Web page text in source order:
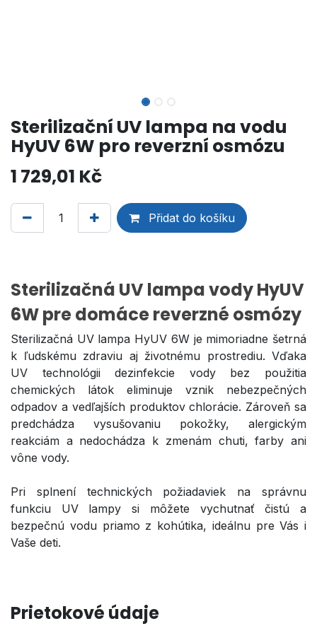
Sterilizační UV lampa na vodu
HyUV 6W pro reverzní osmózu
1 729,01 Kč
Přidat do košíku
Sterilizačná UV lampa vody HyUV
6W pre domáce reverzné osmózy
Sterilizačná UV lampa HyUV 6W je mimoriadne šetrná
k ľudskému zdraviu aj životnému prostrediu. Vďaka
UV technológii dezinfekcie vody bez použitia
chemických látok eliminuje vznik nebezpečných
odpadov a vedľajších produktov chlorácie. Zároveň sa
predchádza vysušovaniu pokožky, alergickým
reakciám a nedochádza k zmenám chuti, farby ani
vône vody.
Pri splnení technických požiadaviek na správnu
funkciu UV lampy si môžete vychutnať čistú a
bezpečnú vodu priamo z kohútika, ideálnu pre Vás i
Vaše deti.
Prietokové údaje